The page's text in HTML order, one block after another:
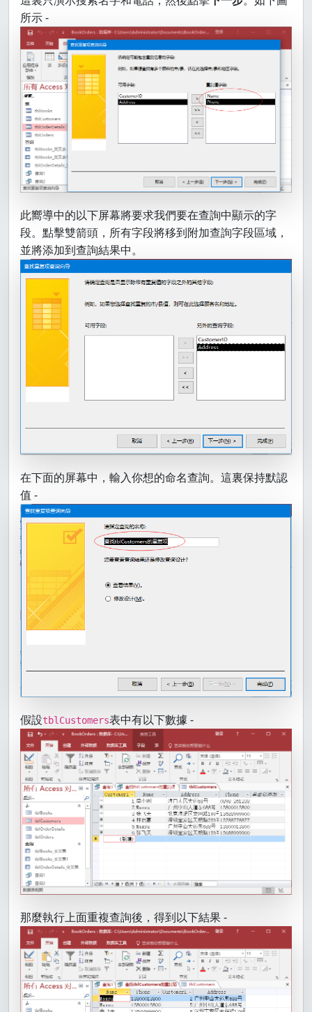
所示 -
此嚮導中的以下屏幕將要求我們要在查詢中顯示的字
段。點擊雙箭頭，所有字段將移到附加查詢字段區域，
並將添加到查詢結果中。
在下面的屏幕中，輸入你想的命名查詢。這裏保持默認
值 -
假設tblCustomers表中有以下數據 -
那麼執行上面重複查詢後，得到以下結果 -